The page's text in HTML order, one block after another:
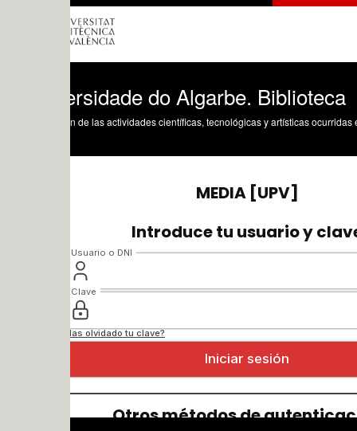
do Algarbe. Biblioteca
de las actividades científicas, tecnológicas y artísticas ocurridas en los tres